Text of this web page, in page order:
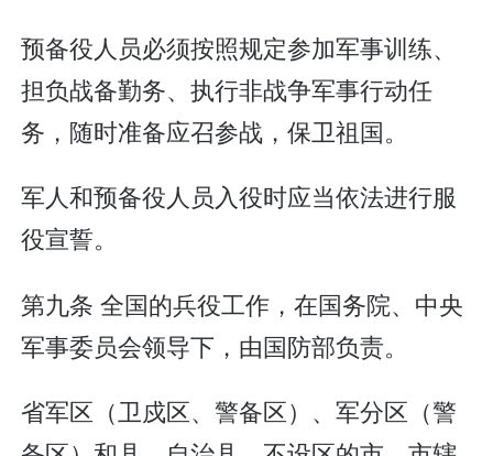
预备役人员必须按照规定参加军事训练、
担负战备勤务、执行非战争军事行动任
务，随时准备应召参战，保卫祖国。
军人和预备役人员入役时应当依法进行服
役宣誓。
第九条 全国的兵役工作，在国务院、中央
军事委员会领导下，由国防部负责。
省军区（卫戍区、警备区）、军分区（警